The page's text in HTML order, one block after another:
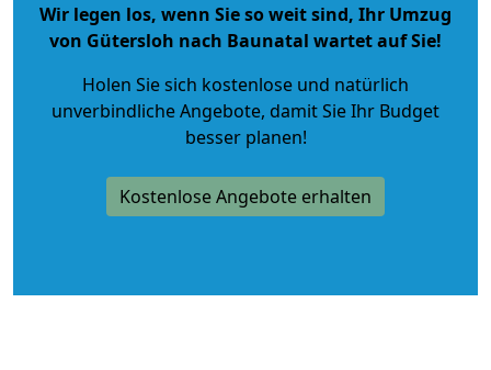
Wir legen los, wenn Sie so weit sind, Ihr Umzug
von Gütersloh nach Baunatal wartet auf Sie!
Holen Sie sich kostenlose und natürlich
unverbindliche Angebote, damit Sie Ihr Budget
besser planen!
Kostenlose Angebote erhalten